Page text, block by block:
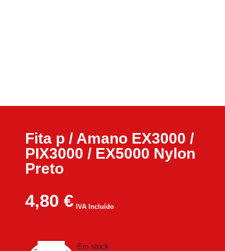
Fita p / Amano EX3000 /
PIX3000 / EX5000 Nylon
Preto
4,80 € IVA Incluído
Em stock